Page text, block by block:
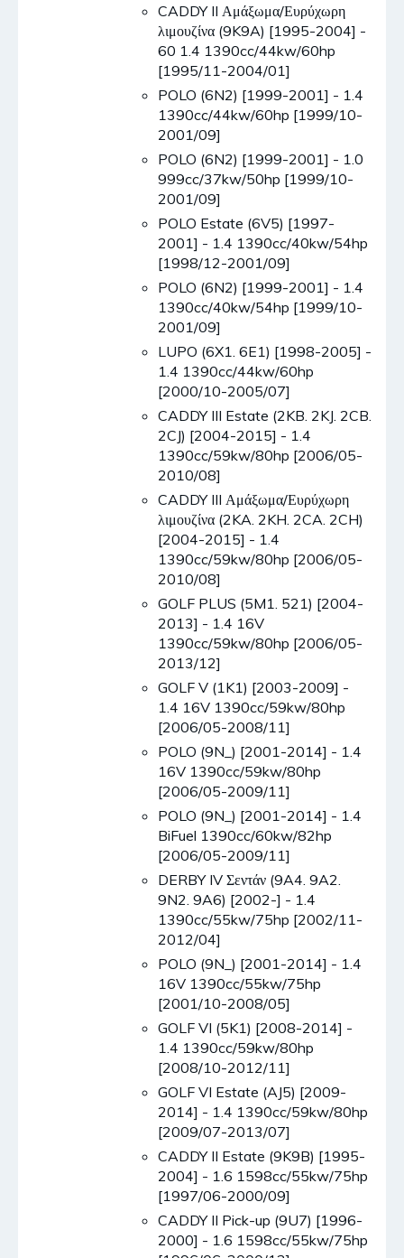
CADDY II Αμάξωμα/Ευρύχωρη
λιμουζίνα (9K9A) [1995-2004] -
60 1.4 1390cc/44kw/60hp
[1995/11-2004/01]
POLO (6N2) [1999-2001] - 1.4
1390cc/44kw/60hp [1999/10-
2001/09]
POLO (6N2) [1999-2001] - 1.0
999cc/37kw/50hp [1999/10-
2001/09]
POLO Estate (6V5) [1997-
2001] - 1.4 1390cc/40kw/54hp
[1998/12-2001/09]
POLO (6N2) [1999-2001] - 1.4
1390cc/40kw/54hp [1999/10-
2001/09]
LUPO (6X1. 6E1) [1998-2005] -
1.4 1390cc/44kw/60hp
[2000/10-2005/07]
CADDY III Estate (2KB. 2KJ. 2CB.
2CJ) [2004-2015] - 1.4
1390cc/59kw/80hp [2006/05-
2010/08]
CADDY III Αμάξωμα/Ευρύχωρη
λιμουζίνα (2KA. 2KH. 2CA. 2CH)
[2004-2015] - 1.4
1390cc/59kw/80hp [2006/05-
2010/08]
GOLF PLUS (5M1. 521) [2004-
2013] - 1.4 16V
1390cc/59kw/80hp [2006/05-
2013/12]
GOLF V (1K1) [2003-2009] -
1.4 16V 1390cc/59kw/80hp
[2006/05-2008/11]
POLO (9N_) [2001-2014] - 1.4
16V 1390cc/59kw/80hp
[2006/05-2009/11]
POLO (9N_) [2001-2014] - 1.4
BiFuel 1390cc/60kw/82hp
[2006/05-2009/11]
DERBY IV Σεντάν (9A4. 9A2.
9N2. 9A6) [2002-] - 1.4
1390cc/55kw/75hp [2002/11-
2012/04]
POLO (9N_) [2001-2014] - 1.4
16V 1390cc/55kw/75hp
[2001/10-2008/05]
GOLF VI (5K1) [2008-2014] -
1.4 1390cc/59kw/80hp
[2008/10-2012/11]
GOLF VI Estate (AJ5) [2009-
2014] - 1.4 1390cc/59kw/80hp
[2009/07-2013/07]
CADDY II Estate (9K9B) [1995-
2004] - 1.6 1598cc/55kw/75hp
[1997/06-2000/09]
CADDY II Pick-up (9U7) [1996-
2000] - 1.6 1598cc/55kw/75hp